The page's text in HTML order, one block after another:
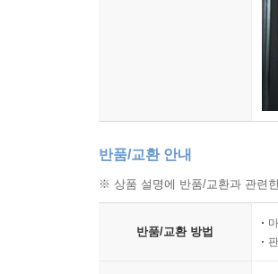
반품/교환 안내
※ 상품 설명에 반품/교환과 관련
반품/교환 방법